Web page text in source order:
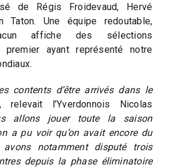
de Régis Froidevaud, Hervé
Taton. Une équipe redoutable,
affiche des sélections
premier ayant représenté notre
contents d’être arrivés dans le
relevait l’Yverdonnois Nicolas
allons jouer toute la saison
a pu voir qu’on avait encore du
avons notamment disputé trois
depuis la phase éliminatoire